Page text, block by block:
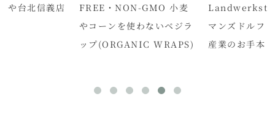
や台北信義店
FREE・NON-GMO 小麦
やコーンを使わないベジラ
ップ(ORGANIC WRAPS)
マンズドルフ
産業のお手本